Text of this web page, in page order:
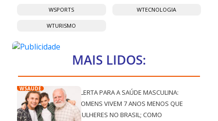
WSPORTS WTECNOLOGIA
WTURISMO
MAIS LIDOS:
WSAÚDE
ALERTA PARA A SAÚDE MASCULINA:
HOMENS VIVEM 7 ANOS MENOS QUE
MULHERES NO BRASIL; COMO